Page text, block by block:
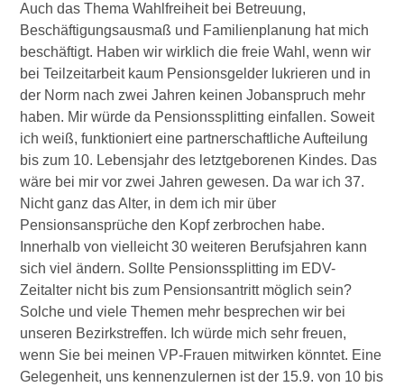
Auch das Thema Wahlfreiheit bei Betreuung,
Beschäftigungsausmaß und Familienplanung hat mich
beschäftigt. Haben wir wirklich die freie Wahl, wenn wir
bei Teilzeitarbeit kaum Pensionsgelder lukrieren und in
der Norm nach zwei Jahren keinen Jobanspruch mehr
haben. Mir würde da Pensionssplitting einfallen. Soweit
ich weiß, funktioniert eine partnerschaftliche Aufteilung
bis zum 10. Lebensjahr des letztgeborenen Kindes. Das
wäre bei mir vor zwei Jahren gewesen. Da war ich 37.
Nicht ganz das Alter, in dem ich mir über
Pensionsansprüche den Kopf zerbrochen habe.
Innerhalb von vielleicht 30 weiteren Berufsjahren kann
sich viel ändern. Sollte Pensionssplitting im EDV-
Zeitalter nicht bis zum Pensionsantritt möglich sein?
Solche und viele Themen mehr besprechen wir bei
unseren Bezirkstreffen. Ich würde mich sehr freuen,
wenn Sie bei meinen VP-Frauen mitwirken könntet. Eine
Gelegenheit, uns kennenzulernen ist der 15.9. von 10 bis